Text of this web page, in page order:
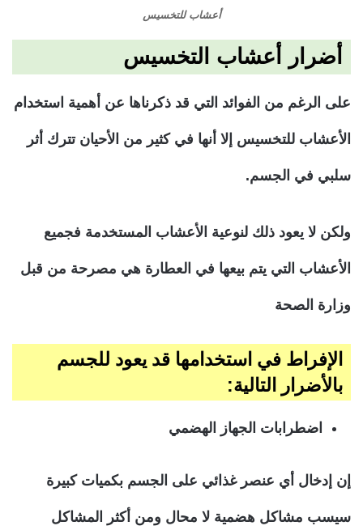
أعشاب للتخسيس
أضرار أعشاب التخسيس
على الرغم من الفوائد التي قد ذكرناها عن أهمية استخدام
الأعشاب للتخسيس إلا أنها في كثير من الأحيان تترك أثر
سلبي في الجسم.
ولكن لا يعود ذلك لنوعية الأعشاب المستخدمة فجميع
الأعشاب التي يتم بيعها في العطارة هي مصرحة من قبل
وزارة الصحة
الإفراط في استخدامها قد يعود للجسم
بالأضرار التالية:
اضطرابات الجهاز الهضمي
إن إدخال أي عنصر غذائي على الجسم بكميات كبيرة
سيسب مشاكل هضمية لا محال ومن أكثر المشاكل